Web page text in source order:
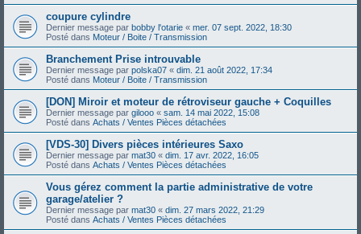
coupure cylindre
Dernier message par bobby l'otarie « mer. 07 sept. 2022, 18:30
Posté dans Moteur / Boite / Transmission
Branchement Prise introuvable
Dernier message par polska07 « dim. 21 août 2022, 17:34
Posté dans Moteur / Boite / Transmission
[DON] Miroir et moteur de rétroviseur gauche + Coquilles
Dernier message par gilooo « sam. 14 mai 2022, 15:08
Posté dans Achats / Ventes Pièces détachées
[VDS-30] Divers pièces intérieures Saxo
Dernier message par mat30 « dim. 17 avr. 2022, 16:05
Posté dans Achats / Ventes Pièces détachées
Vous gérez comment la partie administrative de votre
garage/atelier ?
Dernier message par mat30 « dim. 27 mars 2022, 21:29
Posté dans Achats / Ventes Pièces détachées